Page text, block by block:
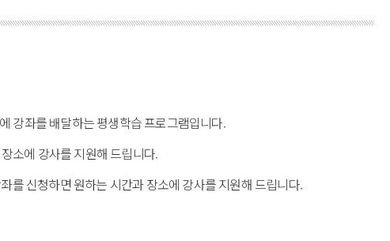
강좌를 배달하는 평생학습 프로그램입니다.
소에 강사를 지원해 드립니다.
신청하면 원하는 시간과 장소에 강사를 지원해 드립니다.